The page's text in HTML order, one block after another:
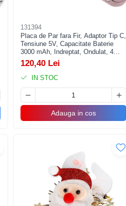
131394
Placa de Par fara Fir, Adaptor Tip C,
Tensiune 5V, Capacitate Baterie
3000 mAh, Indreptat, Ondulat, 4
Trepte de Temperatura, 21.8 x 3.1 x
3.4.1 cm, Roz
120,40 Lei
IN STOC
Adauga in cos